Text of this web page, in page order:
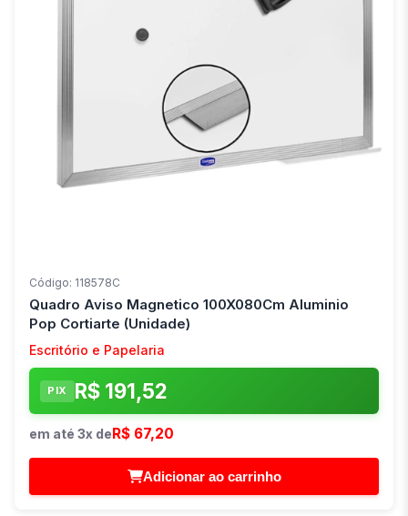
Código: 118578C
Quadro Aviso Magnetico 100X080Cm Aluminio
Pop Cortiarte (Unidade)
Escritório e Papelaria
PIX R$ 191,52
em até 3x de R$ 67,20
Adicionar ao carrinho